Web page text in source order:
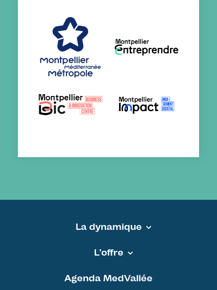
Pied de page - MEDVALLEE
La dynamique
L'offre
Agenda MedVallée